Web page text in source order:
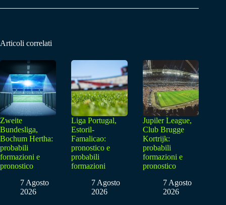
Articoli correlati
Zweite
Bundesliga,
Bochum Hertha:
probabili
formazioni e
pronostico
7 Agosto
2026
Liga Portugal,
Estoril-
Famalicao:
pronostico e
probabili
formazioni
7 Agosto
2026
Jupiler League,
Club Brugge
Kortrijk:
probabili
formazioni e
pronostico
7 Agosto
2026